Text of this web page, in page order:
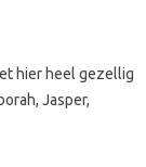
hier heel gezellig
Jasper,